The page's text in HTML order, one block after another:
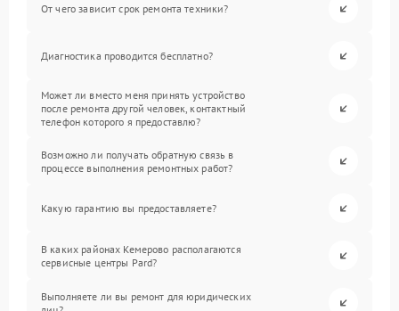
От чего зависит срок ремонта техники?
Диагностика проводится бесплатно?
Может ли вместо меня принять устройство
после ремонта другой человек, контактный
телефон которого я предоставлю?
Возможно ли получать обратную связь в
процессе выполнения ремонтных работ?
Какую гарантию вы предоставляете?
В каких районах Кемерово располагаются
сервисные центры Pard?
Выполняете ли вы ремонт для юридических